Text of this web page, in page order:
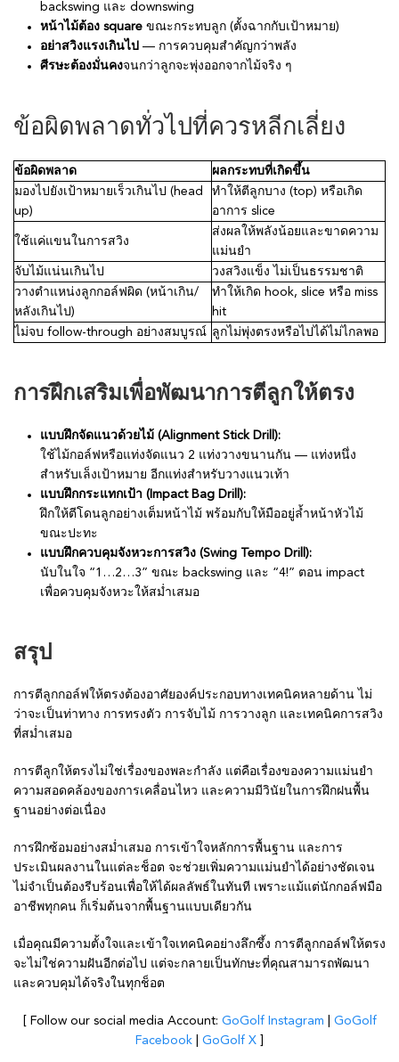
backswing และ downswing
หน้าไม้ต้อง square ขณะกระทบลูก (ตั้งฉากกับเป้าหมาย)
อย่าสวิงแรงเกินไป — การควบคุมสำคัญกว่าพลัง
ศีรษะต้องมั่นคงจนกว่าลูกจะพุ่งออกจากไม้จริง ๆ
ข้อผิดพลาดทั่วไปที่ควรหลีกเลี่ยง
ข้อผิดพลาด
ผลกระทบที่เกิดขึ้น
มองไปยังเป้าหมายเร็วเกินไป (head
up)
ทำให้ตีลูกบาง (top) หรือเกิด
อาการ slice
ใช้แค่แขนในการสวิง
ส่งผลให้พลังน้อยและขาดความ
แม่นยำ
จับไม้แน่นเกินไป
วงสวิงแข็ง ไม่เป็นธรรมชาติ
วางตำแหน่งลูกกอล์ฟผิด (หน้าเกิน/
หลังเกินไป)
ทำให้เกิด hook, slice หรือ miss
hit
ไม่จบ follow-through อย่างสมบูรณ์ ลูกไม่พุ่งตรงหรือไปได้ไม่ไกลพอ
การฝึกเสริมเพื่อพัฒนาการตีลูกให้ตรง
แบบฝึกจัดแนวด้วยไม้ (Alignment Stick Drill):
ใช้ไม้กอล์ฟหรือแท่งจัดแนว 2 แท่งวางขนานกัน — แท่งหนึ่ง
สำหรับเล็งเป้าหมาย อีกแท่งสำหรับวางแนวเท้า
แบบฝึกกระแทกเป้า (Impact Bag Drill):
ฝึกให้ตีโดนลูกอย่างเต็มหน้าไม้ พร้อมกับให้มืออยู่ล้ำหน้าหัวไม้
ขณะปะทะ
แบบฝึกควบคุมจังหวะการสวิง (Swing Tempo Drill):
นับในใจ “1…2…3” ขณะ backswing และ “4!” ตอน impact
เพื่อควบคุมจังหวะให้สม่ำเสมอ
สรุป
การตีลูกกอล์ฟให้ตรงต้องอาศัยองค์ประกอบทางเทคนิคหลายด้าน ไม่
ว่าจะเป็นท่าทาง การทรงตัว การจับไม้ การวางลูก และเทคนิคการสวิง
ที่สม่ำเสมอ
การตีลูกให้ตรงไม่ใช่เรื่องของพละกำลัง แต่คือเรื่องของความแม่นยำ
ความสอดคล้องของการเคลื่อนไหว และความมีวินัยในการฝึกฝนพื้น
ฐานอย่างต่อเนื่อง
การฝึกซ้อมอย่างสม่ำเสมอ การเข้าใจหลักการพื้นฐาน และการ
ประเมินผลงานในแต่ละช็อต จะช่วยเพิ่มความแม่นยำได้อย่างชัดเจน
ไม่จำเป็นต้องรีบร้อนเพื่อให้ได้ผลลัพธ์ในทันที เพราะแม้แต่นักกอล์ฟมือ
อาชีพทุกคน ก็เริ่มต้นจากพื้นฐานแบบเดียวกัน
เมื่อคุณมีความตั้งใจและเข้าใจเทคนิคอย่างลึกซึ้ง การตีลูกกอล์ฟให้ตรง
จะไม่ใช่ความฝันอีกต่อไป แต่จะกลายเป็นทักษะที่คุณสามารถพัฒนา
และควบคุมได้จริงในทุกช็อต
[ Follow our social media Account: GoGolf Instagram
GoGolf
Facebook
GoGolf X